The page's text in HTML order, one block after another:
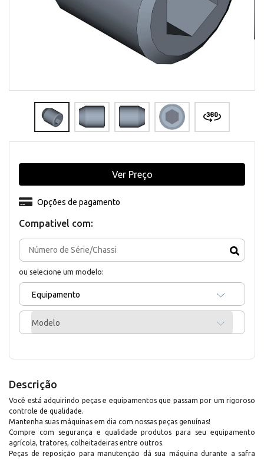
Compativel com:
ou selecione um modelo:
Equipamento
Modelo
Opções de pagamento
Ver Preço
Descrição
Você está adquirindo peças e equipamentos que passam por um rigoroso
controle de qualidade.
Mantenha suas máquinas em dia com nossas peças genuínas!
Compre com segurança e qualidade produtos para seu equipamento
agrícola, tratores, colheitadeiras entre outros.
Peças de reposição para manutenção dá sua máquina durante a safra